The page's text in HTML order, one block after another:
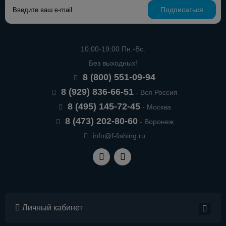
Подписаться
10:00-19:00 Пн.-Вс.
Без выходных!
8 (800) 551-09-94
8 (929) 836-66-51- Вся Россия
8 (495) 145-72-45- Москва
8 (473) 202-80-60- Воронеж
info@f-fishing.ru
Личный кабинет